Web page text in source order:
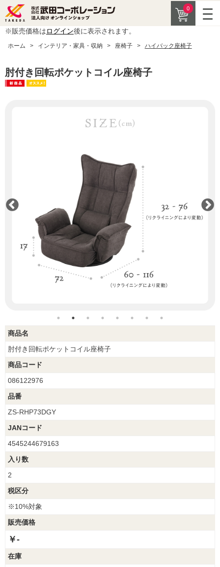
0
※販売価格はログイン後に表示されます。
ホーム > インテリア・家具・収納 > 座椅子 > ハイバック座椅子
肘付き回転ポケットコイル座椅子
商品名
肘付き回転ポケットコイル座椅子
商品コード
086122976
品番
ZS-RHP73DGY
JANコード
4545244679163
入り数
2
税区分
※10%対象
販売価格
￥-
在庫